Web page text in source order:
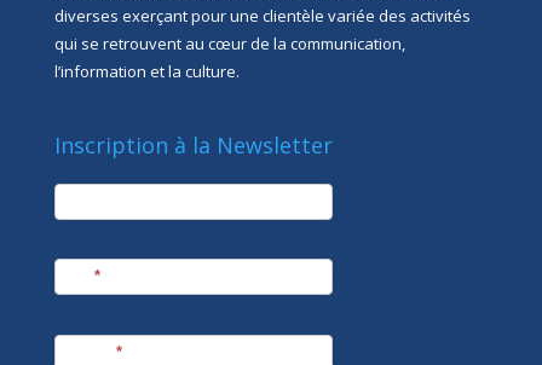
diverses exerçant pour une clientèle variée des activités
qui se retrouvent au cœur de la communication,
l’information et la culture.
Inscription à la Newsletter
newsletter
*
*